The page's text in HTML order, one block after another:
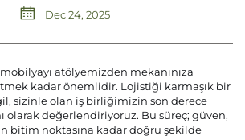
Dec 24, 2025
atölyemizden mekanınıza
kadar önemlidir. Lojistiği karmaşık bir
sizinle olan iş birliğimizin son derece
olarak değerlendiriyoruz. Bu süreç; güven,
bitim noktasına kadar doğru şekilde